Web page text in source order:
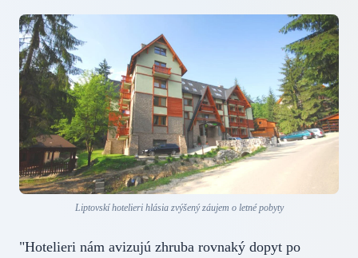
Liptovskí hotelieri hlásia zvýšený záujem o letné pobyty
"Hotelieri nám avizujú zhruba rovnaký dopyt po